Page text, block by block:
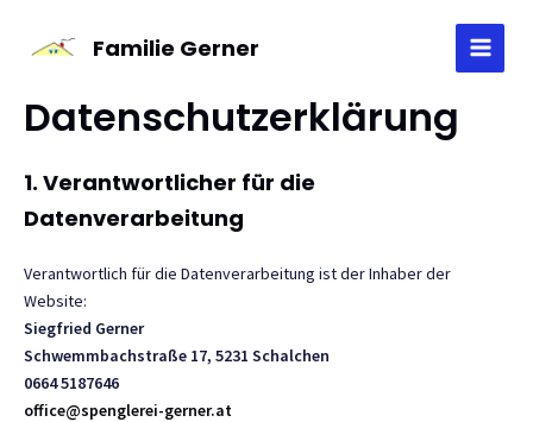
Familie Gerner
MAIN
Datenschutzerklärung
1. Verantwortlicher für die
Datenverarbeitung
Verantwortlich für die Datenverarbeitung ist der Inhaber der
Website:
Siegfried Gerner
Schwemmbachstraße 17, 5231 Schalchen
0664 5187646
office@spenglerei-gerner.at